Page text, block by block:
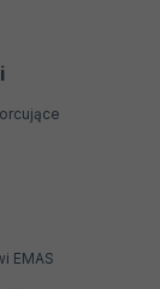
EMAS